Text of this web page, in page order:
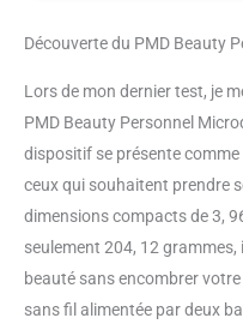
Découverte du PMD Beauty
Lors de mon dernier test, je
PMD Beauty Personnel
dispositif se présente
ceux qui souhaitent prendre
dimensions compacts de 3,
seulement 204, 12 grammes,
beauté sans encombrer
sans fil alimentée par deux